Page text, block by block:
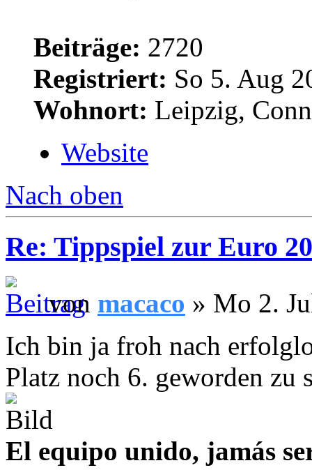
Beiträge: 2720
Registriert: So 5. Aug
Wohnort: Leipzig,
Website
Nach oben
Re: Tippspiel zur Euro
von macaco » Mo 2.
Ich bin ja froh nach
Platz noch 6. geworden zu
El equipo unido, jamás